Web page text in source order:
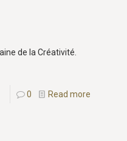
de la Créativité.
0 Read more